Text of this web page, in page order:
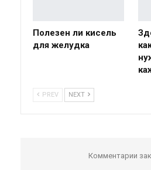
Полезен ли кисель
для желудка
PREV NEXT
Комментарии